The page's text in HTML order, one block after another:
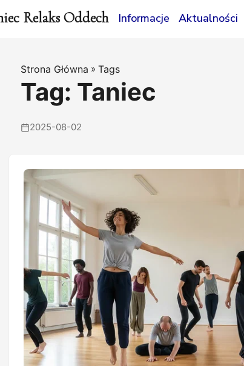
Relaks Oddech Informacje Aktualności
Strona Główna » Tags
Tag: Taniec
2025-08-02